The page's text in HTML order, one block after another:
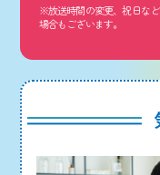
※放送時間の変更、祝日な
場合もございます。